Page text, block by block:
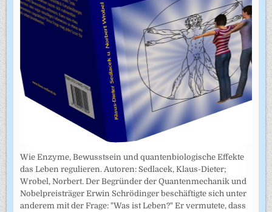
Wie Enzyme, Bewusstsein und quantenbiologische Effekte
das Leben regulieren. Autoren: Sedlacek, Klaus-Dieter;
Wrobel, Norbert. Der Begründer der Quantenmechanik und
Nobelpreisträger Erwin Schrödinger beschäftigte sich unter
anderem mit der Frage: "Was ist Leben?" Er vermutete, dass